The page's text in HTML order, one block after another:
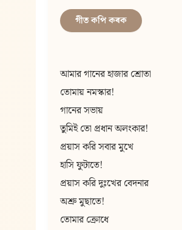
গীত কপি কৰক
আমার গানের হাজার শ্রোতা
তোমায় নমস্কার!
গানের সভায়
তুমিই তো প্রধান অলংকার!
প্রয়াস করি সবার মুখে
হাসি ফুটাতে!
প্রয়াস করি দুঃখের বেদনার
অশ্রু মুছাতে!
তোমার ক্রোধে